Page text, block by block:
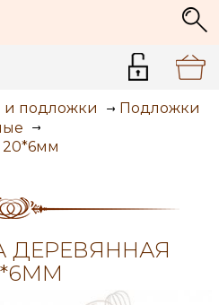
и подложки
Подложки